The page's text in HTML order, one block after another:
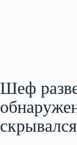
Шеф
скрывался